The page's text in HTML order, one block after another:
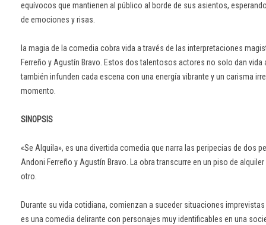
equívocos que mantienen al público al borde de sus asientos,
de emociones y risas.
la magia de la comedia cobra vida a través de las interpretaciones
Ferreño y Agustín Bravo. Estos dos talentosos actores no solo dan
también infunden cada escena con una energía vibrante y un carisma
momento.
SINOPSIS
«Se Alquila», es una divertida comedia que narra las peripecias de
Andoni Ferreño y Agustín Bravo. La obra transcurre en un piso de
otro.
Durante su vida cotidiana, comienzan a suceder situaciones
es una comedia delirante con personajes muy identificables en una